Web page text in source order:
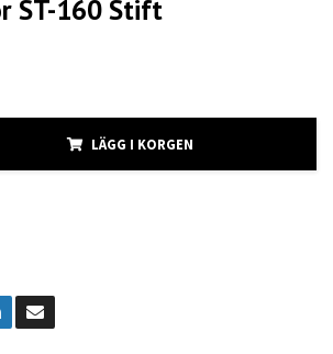
ST-160 Stift
LÄGG I KORGEN